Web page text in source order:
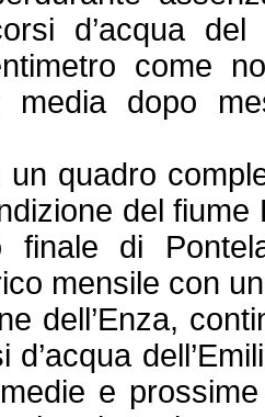
d’acqua
come
media dopo
un quadro
del
finale di
mensile con
dell’Enza,
d’acqua
e